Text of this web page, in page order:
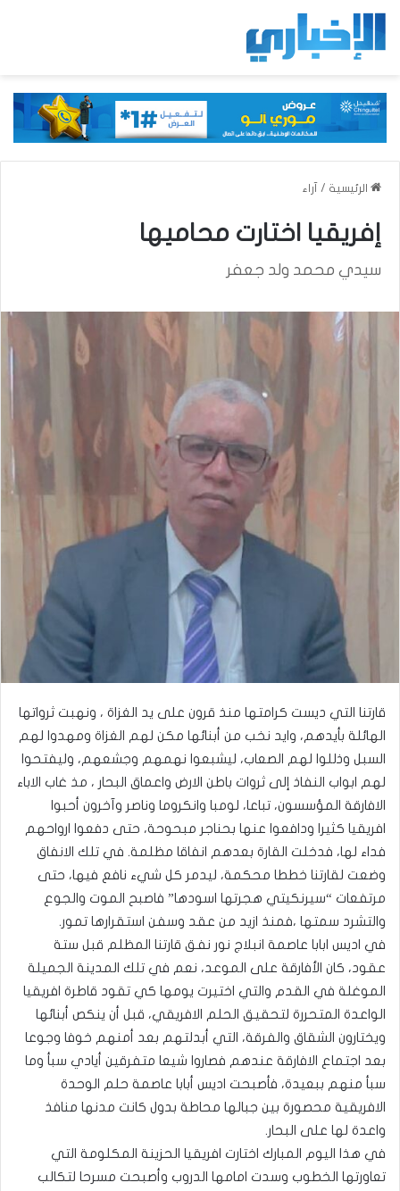
الرئيسية / آراء
إفريقيا اختارت محاميها
سيدي محمد ولد جعفر
قارتنا التي ديست كرامتها منذ قرون على يد الغزاة ، ونهبت ثرواتها
الهائلة بأيدهم، وايد نخب من أبنائها مكن لهم الغزاة ومهدوا لهم
السبل وذللوا لهم الصعاب، ليشبعوا نهمهم وجشعهم، وليفتحوا
لهم ابواب النفاذ إلى ثروات باطن الارض واعماق البحار ، مذ غاب الاباء
الافارقة المؤسسون، تباعا، لومبا وانكروما وناصر وآخرون أحبوا
افريقيا كثيرا ودافعوا عنها بحناجر مبحوحة، حتى دفعوا ارواحهم
فداء لها، فدخلت القارة بعدهم انفاقا مظلمة. في تلك الانفاق
وضعت لقارتنا خططا محكمة، ليدمر كل شيء نافع فيها، حتى
مرتفعات “سيرنكيتي هجرتها اسودها” فاصبح الموت والجوع
والتشرد سمتها ،فمنذ ازيد من عقد وسفن استقرارها تمور.
في اديس ابابا عاصمة انبلاج نور نفق قارتنا المظلم قبل ستة
عقود، كان الأفارقة على الموعد، نعم في تلك المدينة الجميلة
الموغلة في القدم والتي اختيرت يومها كي تقود قاطرة افريقيا
الواعدة المتحررة لتحقيق الحلم الافريقي، قبل أن ينكص أبنائها
ويختارون الشقاق والفرقة، التي أبدلتهم بعد أمنهم خوفا وجوعا
بعد اجتماع الافارقة عندهم فصاروا شيعا متفرقين أيادي سبأ وما
سبأ منهم ببعيدة، فأصبحت اديس أبابا عاصمة حلم الوحدة
الافريقية محصورة بين جبالها محاطة بدول كانت مدنها منافذ
واعدة لها على البحار.
في هذا اليوم المبارك اختارت افريقيا الحزينة المكلومة التي
تعاورتها الخطوب وسدت امامها الدروب وأصبحت مسرحا لتكالب